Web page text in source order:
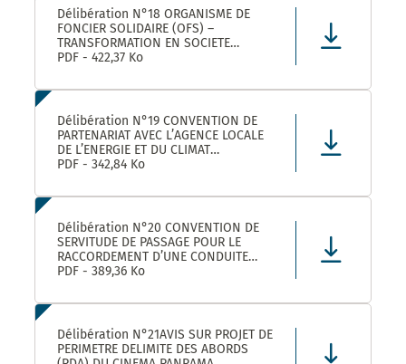
CONVENTION DE PARTENARIAT SIGNEE
POUR LA
Délibération N°18 ORGANISME DE
FONCIER SOLIDAIRE (OFS) –
TRANSFORMATION EN SOCIETE
COOPERATIVE D’INTERET COLLECTIF
CAPITAL – APPROBATION –
PDF - 422,37 Ko
Délibération N°19 CONVENTION DE
PARTENARIAT AVEC L’AGENCE LOCALE
DE L’ENERGIE ET DU CLIMAT
MONTPELLIER METROPOLE :
PDF - 342,84 Ko
Délibération N°20 CONVENTION DE
SERVITUDE DE PASSAGE POUR LE
RACCORDEMENT D’UNE CONDUITE
EAUX PLUVIALES DANS LE CADRE DE
AVENUE DE L’EUROPE SUR LA
PDF - 389,36 Ko
Délibération N°21AVIS SUR PROJET DE
PERIMETRE DELIMITE DES ABORDS